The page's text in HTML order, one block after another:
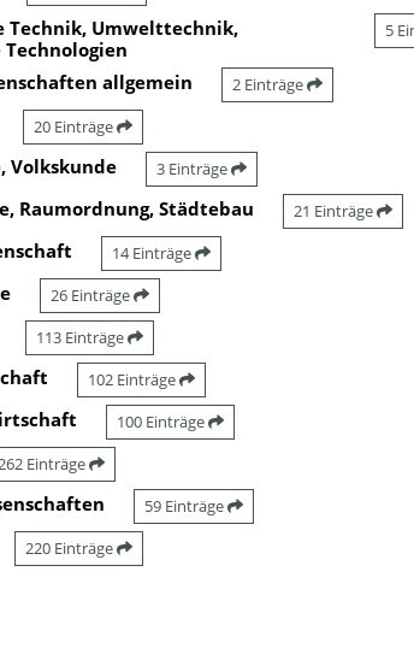
Technik, Umwelttechnik,
5
allgemein 2 Einträge
20 Einträge
Volkskunde 3 Einträge
Raumordnung, Städtebau 21 Einträge
14 Einträge
26 Einträge
113 Einträge
102 Einträge
100 Einträge
Einträge
59 Einträge
220 Einträge